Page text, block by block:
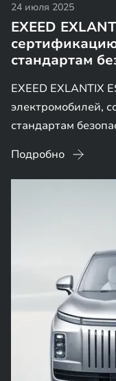
24 июля 2025
EXEED
стандартам
EXEED EXLANTIX
электромобилей,
стандартам
Подробно